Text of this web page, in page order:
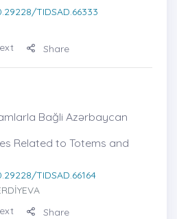
TIDSAD.66333
Share
Bağli Azərbaycan
Related to Totems and
TIDSAD.66164
Share